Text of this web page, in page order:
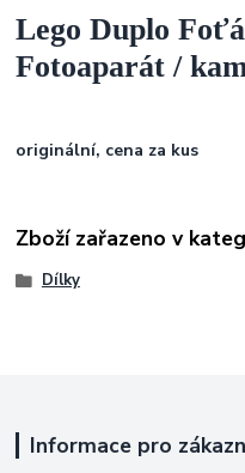
Lego Duplo
Fotoaparát /
originální, cena za kus
Zboží zařazeno v
Dílky
Informace pro